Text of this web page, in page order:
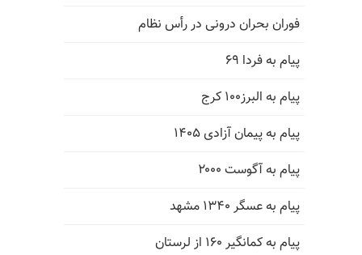
فوران بحران درونی در رأس نظام
پیام به فردا ۶۹
پیام به البرز۱۰۰ کرج
پیام به پیمان آزادی ۱۴۰۵
پیام به آگوست ۲۰۰۰
پیام به عسگر ۱۳۴۰ مشهد
پیام به کمانگیر ۱۶۰ از لرستان